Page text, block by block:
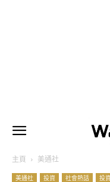
主頁 美通社
美通社 投資 社會熱話 投